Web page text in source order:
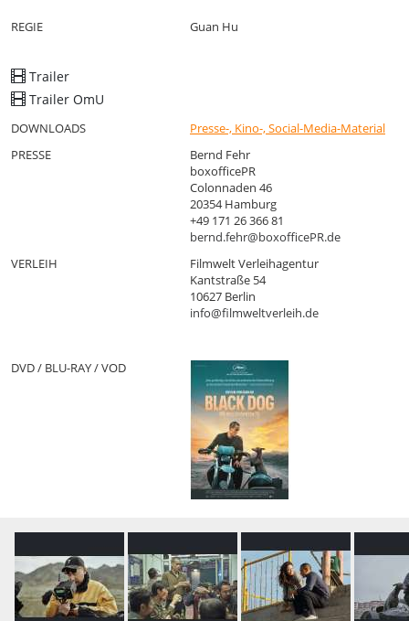
beschließen die Behörden, gegen die wachsende Zahl der
„Schwarzen Hund“, der die Bewohner in Angst versetzt. Lang,
verzweifelt nach einem Neuanfang sucht, wird Teil eines Teams
Hundefängern und entwickelt unerwartet eine tiefe Bindung zu
Tier, das ebenso einsam und verloren ist wie er selbst.
Hund, sondern auch sein eigenes Leben für immer verändern
REGIE Guan Hu
Trailer
Trailer OmU
DOWNLOADS
Presse-, Kino-, Social-Media-Material
PRESSE
Bernd Fehr
boxofficePR
Colonnaden 46
20354 Hamburg
+49 171 26 366 81
bernd.fehr@boxofficePR.de
VERLEIH
Filmwelt Verleihagentur
Kantstraße 54
10627 Berlin
info@filmweltverleih.de
DVD / BLU-RAY / VOD